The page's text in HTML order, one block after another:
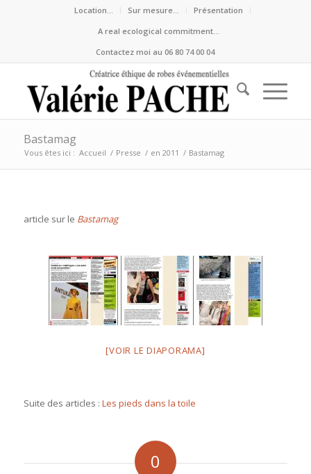
Location… Sur mesure…
Présentation
A real ecological commitment…
Contactez moi au 06 80 74 00 04
Bastamag
Vous êtes ici : Accueil / Presse / en 2011 / Bastamag
article sur le Bastamag
[VOIR LE DIAPORAMA]
Suite des articles : Les pieds dans la toile
0